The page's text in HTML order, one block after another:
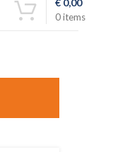
0items
€ 0,00